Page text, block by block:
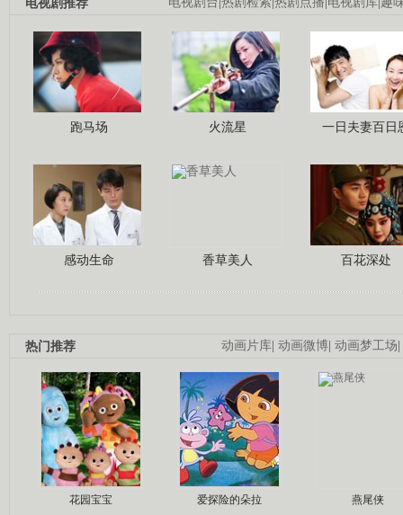
跑马场 火流星 一日夫妻百日
感动生命 香草美人 百花深处
动画片库| 动画微博| 动画梦工场|
热门推荐
花园宝宝 爱探险的朵拉 燕尾侠